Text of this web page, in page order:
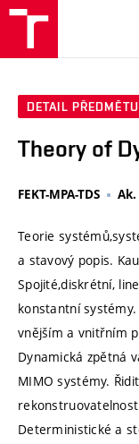
DETAIL PŘEDMĚTU
Theory of
FEKT-MPA-TDS
Teorie
a stavový popis.
Spojité,diskrétní,
konstantní
vnějším a vnitřním
Dynamická zpětná
MIMO systémy.
Deterministické a